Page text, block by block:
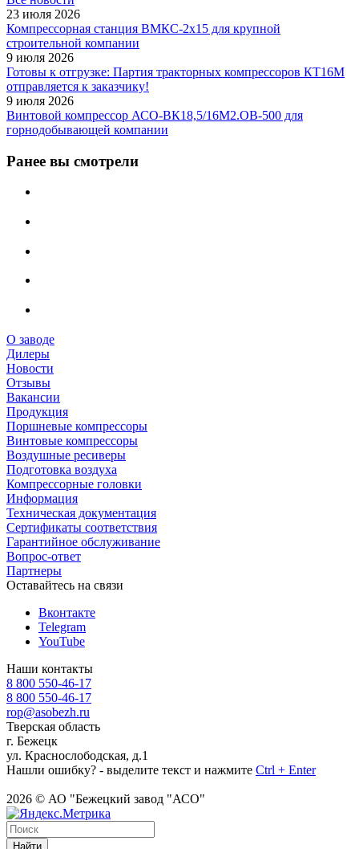
23 июля 2026
Компрессорная станция ВМКС-2х15 для крупной
строительной компании
9 июля 2026
Готовы к отгрузке: Партия тракторных компрессоров КТ16М
отправляется к заказчику!
9 июля 2026
Винтовой компрессор АСО-ВК18,5/16М2.ОВ-500 для
горнодобывающей компании
Ранее вы смотрели
О заводе
Дилеры
Новости
Отзывы
Вакансии
Продукция
Поршневые компрессоры
Винтовые компрессоры
Воздушные ресиверы
Подготовка воздуха
Компрессорные головки
Информация
Техническая документация
Сертификаты соответствия
Гарантийное обслуживание
Вопрос-ответ
Партнеры
Оставайтесь на связи
Вконтакте
Telegram
YouTube
Наши контакты
8 800 550-46-17
8 800 550-46-17
rop@asobezh.ru
Тверская область
г. Бежецк
ул. Краснослободская, д.1
Нашли ошибку? - выделите текст и нажмите Ctrl + Enter
2026 © АО "Бежецкий завод "АСО"
Найти